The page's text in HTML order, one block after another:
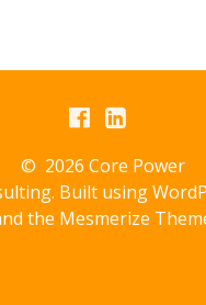
© 2026 Core Power
Built using
the Mesmerize